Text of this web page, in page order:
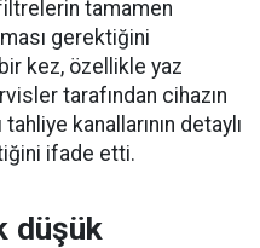
tamamen
gerektiğini
kez, özellikle yaz
tarafından cihazın
kanallarının detaylı
ifade etti.
düşük